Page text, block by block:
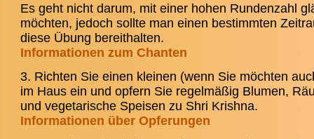
Es geht nicht darum, mit einer hohen Rundenzahl
möchten, jedoch sollte man einen bestimmten
diese Übung bereithalten.
Informationen zum Chanten
3. Richten Sie einen kleinen (wenn Sie möchten
im Hausein und opfern Sie regelmäßig Blumen,
und vegetarische Speisen zu Shri Krishna.
Informationen über Opferungen